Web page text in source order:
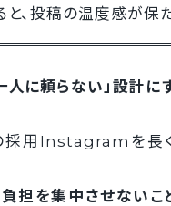
と、投稿の温度感が保
人に頼らない」設計に
採用Instagramを長
担を集中させないこ